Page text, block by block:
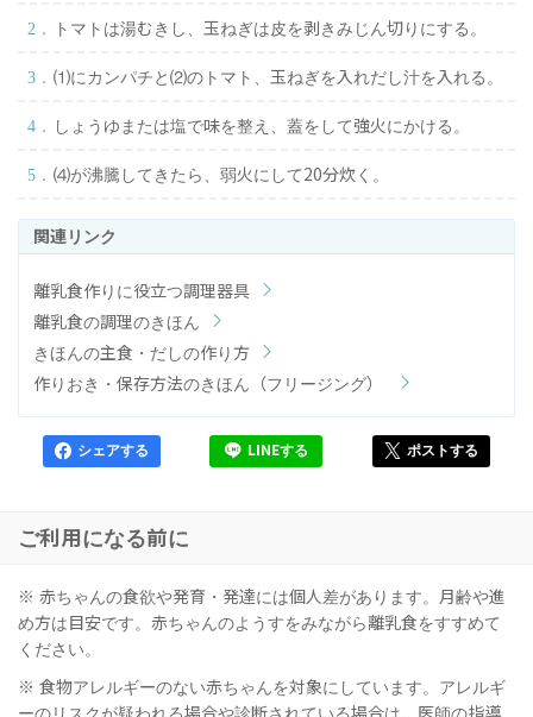
トマトは湯むきし、玉ねぎは皮を剥きみじん切りにする。
⑴にカンパチと⑵のトマト、玉ねぎを入れだし汁を入れる。
しょうゆまたは塩で味を整え、蓋をして強火にかける。
⑷が沸騰してきたら、弱火にして20分炊く。
離乳食作りに役立つ調理器具
離乳食の調理のきほん
きほんの主食・だしの作り方
作りおき・保存方法のきほん（フリージング）
シェアする LINEする ポストする
ご利用になる前に
※ 赤ちゃんの食欲や発育・発達には個人差があります。月齢や進
め方は目安です。赤ちゃんのようすをみながら離乳食をすすめて
ください。
※ 食物アレルギーのない赤ちゃんを対象にしています。アレルギ